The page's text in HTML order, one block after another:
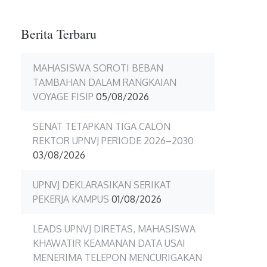
Berita Terbaru
MAHASISWA SOROTI BEBAN
TAMBAHAN DALAM RANGKAIAN
VOYAGE FISIP 05/08/2026
SENAT TETAPKAN TIGA CALON
REKTOR UPNVJ PERIODE 2026–2030
03/08/2026
UPNVJ DEKLARASIKAN SERIKAT
PEKERJA KAMPUS 01/08/2026
LEADS UPNVJ DIRETAS, MAHASISWA
KHAWATIR KEAMANAN DATA USAI
MENERIMA TELEPON MENCURIGAKAN